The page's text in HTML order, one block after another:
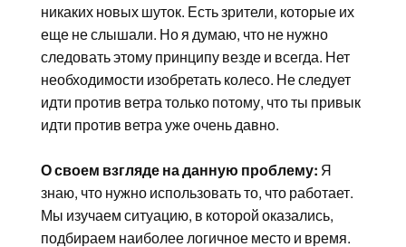
никаких новых шуток. Есть зрители, которые их
еще не слышали. Но я думаю, что не нужно
следовать этому принципу везде и всегда. Нет
необходимости изобретать колесо. Не следует
идти против ветра только потому, что ты привык
идти против ветра уже очень давно.
О своем взгляде на данную проблему: Я
знаю, что нужно использовать то, что работает.
Мы изучаем ситуацию, в которой оказались,
подбираем наиболее логичное место и время.